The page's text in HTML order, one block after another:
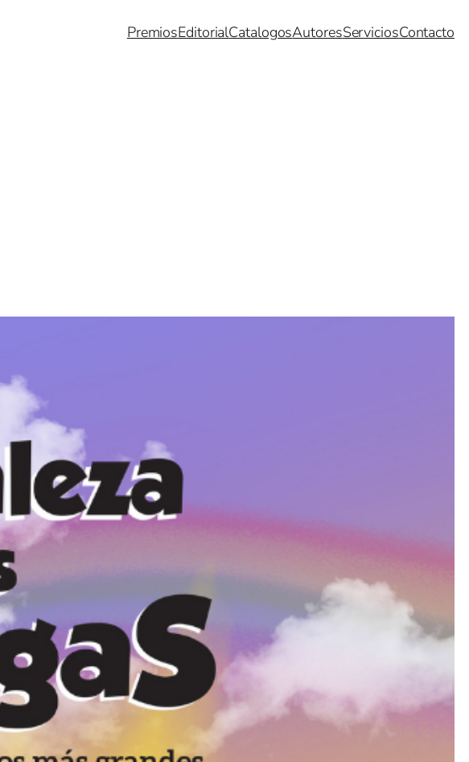
PremiosEditorialCatalogosAutoresServiciosContacto